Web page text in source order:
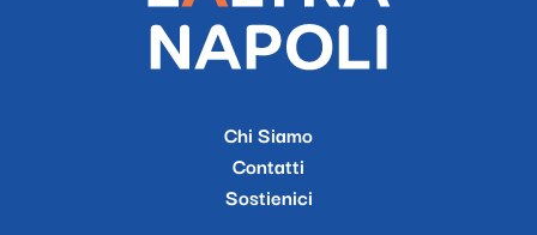
Chi Siamo
Contatti
Sostienici